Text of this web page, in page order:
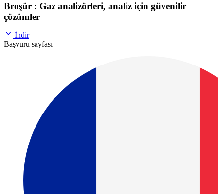
Broşür : Gaz analizörleri, analiz için güvenilir
çözümler
İndir
Başvuru sayfası